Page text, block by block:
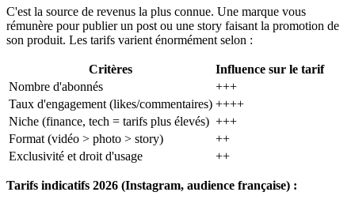
C'est la source de revenus la plus connue. Une marque vous
rémunère pour publier un post ou une story faisant la promotion de
son produit. Les tarifs varient énormément selon :
Critères
Influence sur le tarif
Nombre d'abonnés
+++
Taux d'engagement (likes/commentaires) ++++
Niche (finance, tech = tarifs plus élevés) +++
Format (vidéo > photo > story)
++
Exclusivité et droit d'usage
++
Tarifs indicatifs 2026 (Instagram, audience française) :